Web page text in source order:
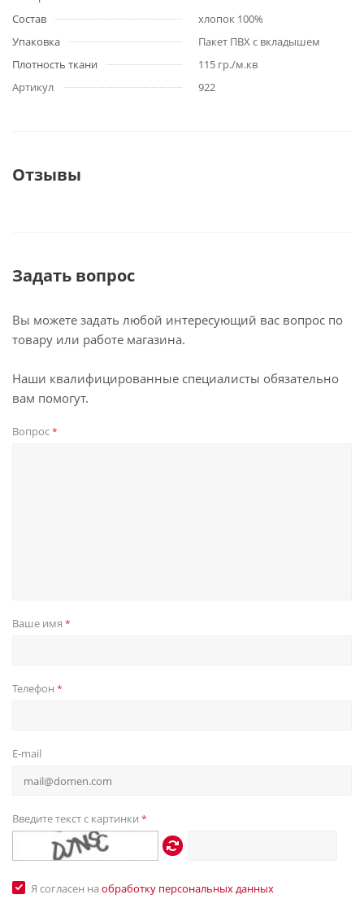
Состав
хлопок 100%
Упаковка
Пакет ПВХ с вкладышем
Плотность ткани
115 гр./м.кв
Артикул
922
Отзывы
Задать вопрос
Вы можете задать любой интересующий вас вопрос по
товару или работе магазина.
Наши квалифицированные специалисты обязательно
вам помогут.
Вопрос*
Ваше имя *
Телефон *
E-mail
Введите текст с картинки *
Я согласен на обработку персональных данных